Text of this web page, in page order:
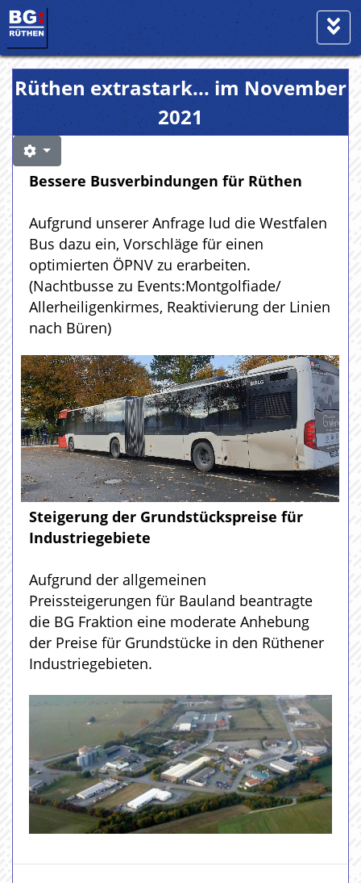
Rüthen extrastark... im November
2021
Bessere Busverbindungen für Rüthen
Aufgrund unserer Anfrage lud die Westfalen
Bus dazu ein, Vorschläge für einen
optimierten ÖPNV zu erarbeiten.
(Nachtbusse zu Events:Montgolfiade/
Allerheiligenkirmes, Reaktivierung der Linien
nach Büren)
Steigerung der Grundstückspreise für
Industriegebiete
Aufgrund der allgemeinen
Preissteigerungen für Bauland beantragte
die BG Fraktion eine moderate Anhebung
der Preise für Grundstücke in den Rüthener
Industriegebieten.